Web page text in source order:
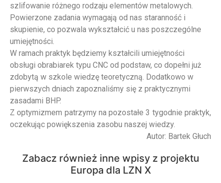
szlifowanie różnego rodzaju elementów metalowych.
Powierzone zadania wymagają od nas staranność i
skupienie, co pozwala wykształcić u nas poszczególne
umiejętności.
W ramach praktyk będziemy kształcili umiejętności
obsługi obrabiarek typu CNC od podstaw, co dopełni już
zdobytą w szkole wiedzę teoretyczną. Dodatkowo w
pierwszych dniach zapoznaliśmy się z praktycznymi
zasadami BHP.
Z optymizmem patrzymy na pozostałe 3 tygodnie praktyk,
oczekując powiększenia zasobu naszej wiedzy.
Autor: Bartek Głuch
Zabacz również inne wpisy z projektu
Europa dla LZN X